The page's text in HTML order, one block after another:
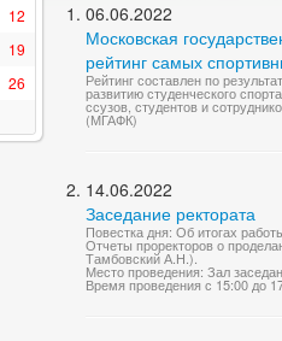
12
19
26
06.06.2022
Московская
рейтинг самых
Рейтинг составлен по
развитию студенческого
ссузов, студентов и
(МГАФК)
14.06.2022
Заседание ректората
Повестка дня: Об итогах
Отчеты проректоров о
Тамбовский А.Н.).
Место проведения: Зал
Время проведения с 15:00 до